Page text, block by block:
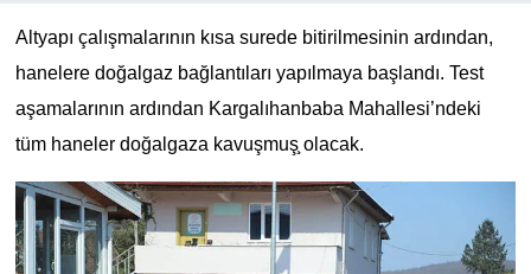
Altyapı çalışmalarının kısa surede bitirilmesinin ardından,
hanelere doğalgaz bağlantıları yapılmaya başlandı. Test
aşamalarının ardından Kargalıhanbaba Mahallesi’ndeki
tüm haneler doğalgaza kavuşmuş̧ olacak.